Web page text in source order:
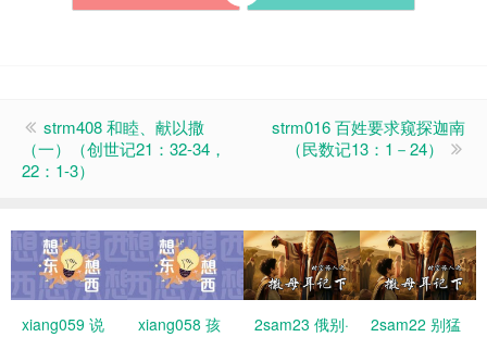
strm408 和睦、献以撒
（一）（创世记21：32-34，
22：1-3）
strm016 百姓要求窥探迦南
（民数记13：1－24）
xiang059 说
xiang058 孩
2sam23 俄别·
2sam22 别猛